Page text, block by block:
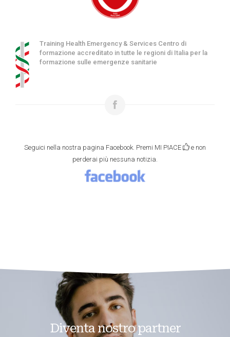
Training Health Emergency & Services Centro di
formazione accreditato in tutte le regioni di Italia per la
formazione sulle emergenze sanitarie
Seguici nella nostra pagina Facebook. Premi MI PIACE
e non
perderai più nessuna notizia.
Diventa nostro partner